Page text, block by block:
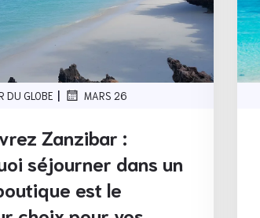
DU GLOBE | MARS 26
Zanzibar :
séjourner dans un
est le